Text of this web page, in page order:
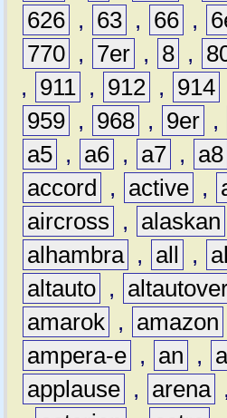
626 , 63 , 66 ,
770 , 7er , 8 ,
,
911 , 912 , 914
959 , 968 , 9er ,
a5 , a6 , a7 , a8
accord
, active ,
aircross
, alaskan
alhambra , all ,
altauto ,
amarok , amazon
ampera-e , an ,
applause , arena ,